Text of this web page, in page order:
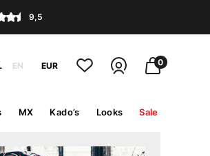
9,5
EN EUR 0
MX Kado’s Looks Sale